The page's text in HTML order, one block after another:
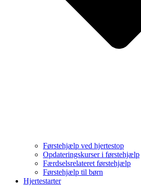
Førstehjælp ved hjertestop
Opdateringskurser i førstehjælp
Færdselsrelateret førstehjælp
Førstehjælp til børn
Hjertestarter